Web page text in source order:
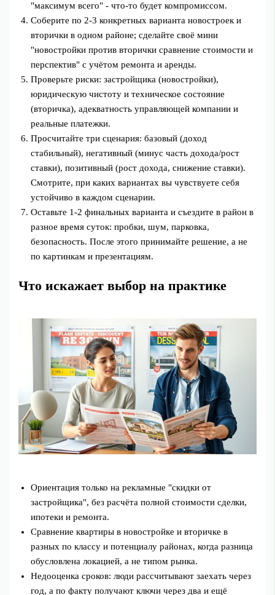
"максимум всего" - что-то будет компромиссом.
Соберите по 2-3 конкретных варианта новостроек и
вторички в одном районе; сделайте своё мини
"новостройки против вторички сравнение стоимости и
перспектив" с учётом ремонта и аренды.
Проверьте риски: застройщика (новостройки),
юридическую чистоту и техническое состояние
(вторичка), адекватность управляющей компании и
реальные платежки.
Просчитайте три сценария: базовый (доход
стабильный), негативный (минус часть дохода/рост
ставки), позитивный (рост дохода, снижение ставки).
Смотрите, при каких вариантах вы чувствуете себя
устойчиво в каждом сценарии.
Оставьте 1-2 финальных варианта и съездите в район в
разное время суток: пробки, шум, парковка,
безопасность. После этого принимайте решение, а не
по картинкам и презентациям.
Что искажает выбор на практике
Ориентация только на рекламные "скидки от
застройщика", без расчёта полной стоимости сделки,
ипотеки и ремонта.
Сравнение квартиры в новостройке и вторичке в
разных по классу и потенциалу районах, когда разница
обусловлена локацией, а не типом рынка.
Недооценка сроков: люди рассчитывают заехать через
год, а по факту получают ключи через два и ещё